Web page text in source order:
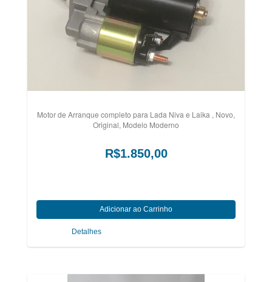
Motor de Arranque completo para Lada Niva e Laika , Novo,
Original, Modelo Moderno
R$1.850,00
Detalhes